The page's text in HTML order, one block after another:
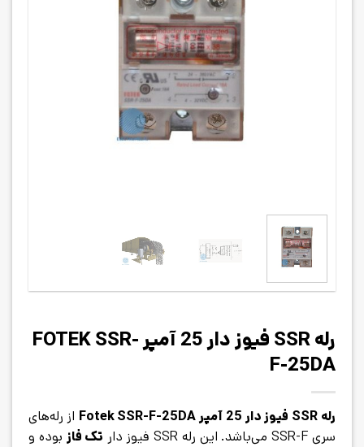
رله SSR فیوز دار 25 آمپر FOTEK SSR-
F-25DA
رله SSR فیوز دار 25 آمپر Fotek SSR-F-25DA
از رله‌های
سری SSR-F می‌باشد. این رله SSR فیوز دار
تک فاز بوده و